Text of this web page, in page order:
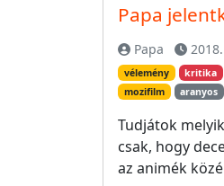
Papa
Papa
vélemény kritika
mozifilm
aranyos
Tudjátok
csak, hogy
az animék